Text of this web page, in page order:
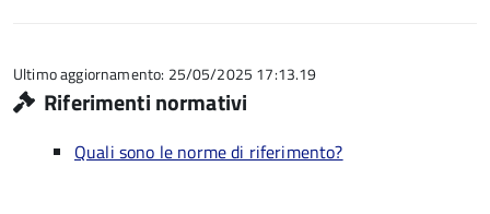
Ultimo aggiornamento: 25/05/2025 17:13.19
Riferimenti normativi
Quali sono le norme di riferimento?